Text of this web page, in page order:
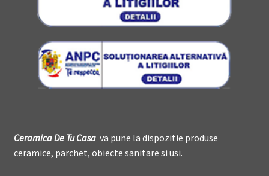
Ceramica DeTu Casava pune la dispozitie produse
ceramice, parchet, obiecte sanitare si usi.